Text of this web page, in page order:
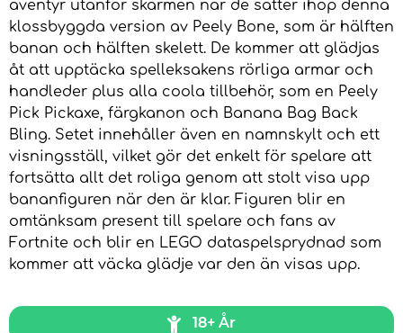
äventyr utanför skärmen när de sätter ihop denna
klossbyggda version av Peely Bone, som är hälften
banan och hälften skelett. De kommer att glädjas
åt att upptäcka spelleksakens rörliga armar och
handleder plus alla coola tillbehör, som en Peely
Pick Pickaxe, färgkanon och Banana Bag Back
Bling. Setet innehåller även en namnskylt och ett
visningsställ, vilket gör det enkelt för spelare att
fortsätta allt det roliga genom att stolt visa upp
bananfiguren när den är klar. Figuren blir en
omtänksam present till spelare och fans av
Fortnite och blir en LEGO dataspelsprydnad som
kommer att väcka glädje var den än visas upp.
18+ År